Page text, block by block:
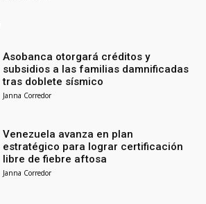
Asobanca otorgará créditos y
subsidios a las familias damnificadas
tras doblete sísmico
Janna Corredor
Venezuela avanza en plan
estratégico para lograr certificación
libre de fiebre aftosa
Janna Corredor